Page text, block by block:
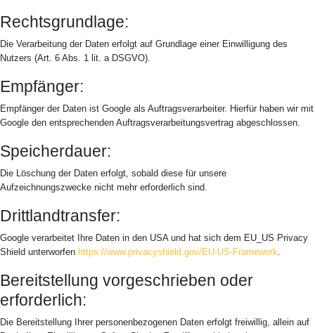
Rechtsgrundlage:
Die Verarbeitung der Daten erfolgt auf Grundlage einer Einwilligung des
Nutzers (Art. 6 Abs. 1 lit. a DSGVO).
Empfänger:
Empfänger der Daten ist Google als Auftragsverarbeiter. Hierfür haben wir mit
Google den entsprechenden Auftragsverarbeitungsvertrag abgeschlossen.
Speicherdauer:
Die Löschung der Daten erfolgt, sobald diese für unsere
Aufzeichnungszwecke nicht mehr erforderlich sind.
Drittlandtransfer:
Google verarbeitet Ihre Daten in den USA und hat sich dem EU_US Privacy
Shield unterworfen https://www.privacyshield.gov/EU-US-Framework.
Bereitstellung vorgeschrieben oder
erforderlich:
Die Bereitstellung Ihrer personenbezogenen Daten erfolgt freiwillig, allein auf